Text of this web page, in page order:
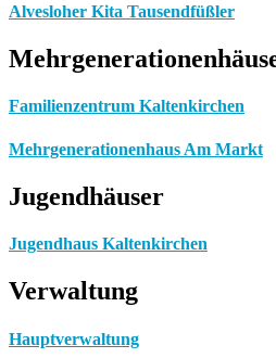
Alvesloher Kita Tausendfüßler
Familienzentrum Kaltenkirchen
Mehrgenerationenhaus Am Markt
Jugendhäuser
Jugendhaus Kaltenkirchen
Verwaltung
Hauptverwaltung